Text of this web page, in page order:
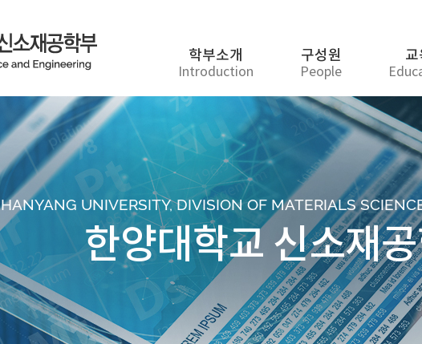
학부소개
Introduction
구성원
People
교
HANYANG UNIVERSITY, DIVISION OF MATERIALS
한양대학교 신소재